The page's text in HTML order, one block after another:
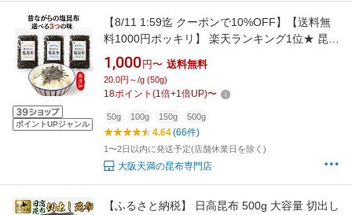
ポイントUPジャンル
【8/11 1:59迄 クーポンで10%OFF】【送料無
料1000円ポッキリ】 楽天ランキング1位★ 昆布
昔ながらの塩昆布 50g 100g 500g 化学調味料不
使用 砂糖不使用 北海道産 塩こんぶ ふりかけ し
おこんぶ 国産昆布使用 ご飯のお供 お弁当 時短
1,000 円〜 送料無料
20.0円～/g (50g)
18ポイント (1倍+1倍UP)〜
50g 100g 150g 500g
4.64(66件)
1〜2日以内に発送予定(店舗休業日を除く)
大阪天満の昆布専門店
【ふるさと納税】 日高昆布 500g 大容量 切出し